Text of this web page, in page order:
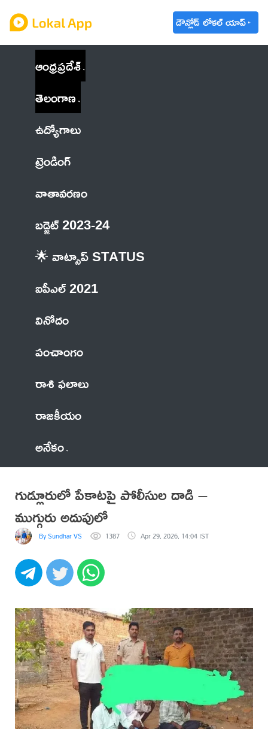
డౌన్లోడ్ లోకల్ యాప్
ఆంధ్రప్రదేశ్
తెలంగాణ
ఉద్యోగాలు
ట్రెండింగ్
వాతావరణం
బడ్జెట్ 2023-24
🌟 వాట్సాప్ STATUS
ఐపీఎల్ 2021
వినోదం
పంచాంగం
రాశి ఫలాలు
రాజకీయం
అనేకం
గుడ్లూరులో పేకాటపై పోలీసుల దాడి –
ముగ్గురు అదుపులో
By Sundhar VS 1387 Apr 29, 2026, 14:04 IST